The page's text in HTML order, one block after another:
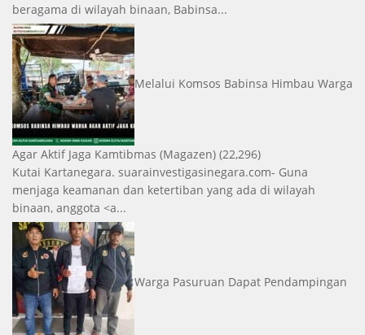
beragama di wilayah binaan, Babinsa...
Melalui Komsos Babinsa Himbau Warga
Agar Aktif Jaga Kamtibmas (Magazen) (22,296)
Kutai Kartanegara. suarainvestigasinegara.com- Guna
menjaga keamanan dan ketertiban yang ada di wilayah
binaan, anggota <a...
Warga Pasuruan Dapat Pendampingan